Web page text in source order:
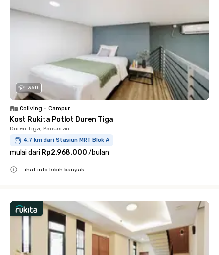
360
Coliving • Campur
Kost Rukita Potlot Duren Tiga
Duren Tiga, Pancoran
4.7 km dari Stasiun MRT Blok A
mulai dari Rp2.968.000 /bulan
Lihat info lebih banyak